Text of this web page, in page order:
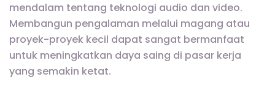
mendalam tentang teknologi audio dan video.
Membangun pengalaman melalui magang atau
proyek-proyek kecil dapat sangat bermanfaat
untuk meningkatkan daya saing di pasar kerja
yang semakin ketat.